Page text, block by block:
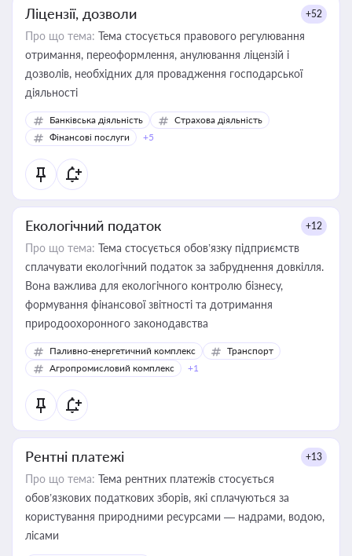
Ліцензії, дозволи +52
Про що тема: Тема стосується правового регулювання
отримання, переоформлення, анулювання ліцензій і
дозволів, необхідних для провадження господарської
діяльності
Банківська діяльність
Страхова діяльність
Фінансові послуги
+5
Екологічний податок +12
Про що тема: Тема стосується обов’язку підприємств
сплачувати екологічний податок за забруднення довкілля.
Вона важлива для екологічного контролю бізнесу,
формування фінансової звітності та дотримання
природоохоронного законодавства
Паливно-енергетичний комплекс
Транспорт
Агропромисловий комплекс
+1
Рентні платежі +13
Про що тема: Тема рентних платежів стосується
обов’язкових податкових зборів, які сплачуються за
користування природними ресурсами — надрами, водою,
лісами